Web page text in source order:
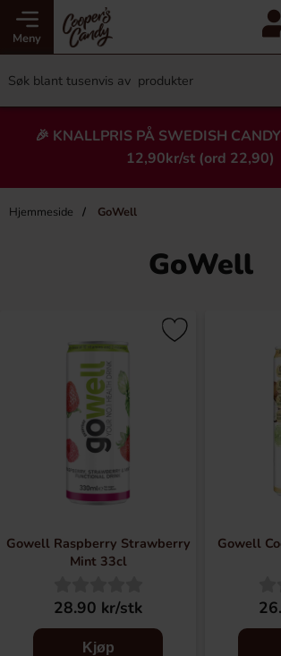
Meny
🎉 KNALLPRIS PÅ SWEDISH
12,90kr/st (ord 22,90)
Hjemmeside GoWell
GoWell
Gowell Raspberry Strawberry
Mint 33cl
28.90 kr/stk
Kjøp
Gowell